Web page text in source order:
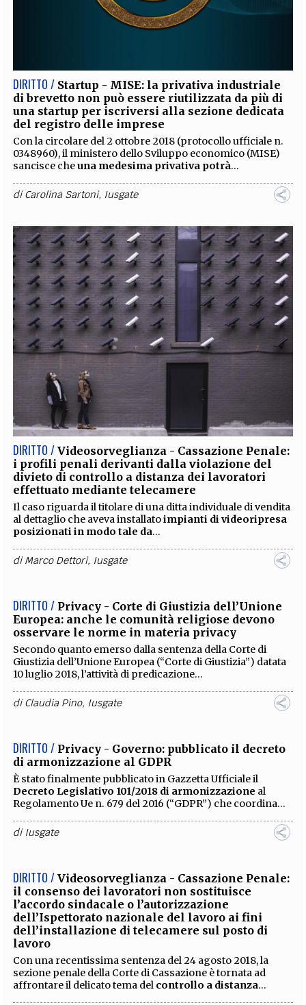
DIRITTO / Startup - MISE: la privativa industriale
di brevetto non può essere riutilizzata da più di
una startup per iscriversi alla sezione dedicata
del registro delle imprese
Con la circolare del 2 ottobre 2018 (protocollo ufficiale n.
0348960), il ministero dello Sviluppo economico (MISE)
sancisce cheuna medesima privativa potrà...
diCarolina Sartoni, Iusgate
DIRITTO / Videosorveglianza - Cassazione Penale:
i profili penali derivanti dalla violazione del
divieto di controllo a distanza dei lavoratori
effettuato mediante telecamere
Il caso riguarda il titolare di una ditta individuale di vendita
al dettaglio che aveva installatoimpianti di videoripresa
posizionati in modo tale da...
diMarco Dettori, Iusgate
Europea: anche le comunità religiose devono
osservare le norme in materia privacy
Giustizia dell’Unione Europea (“Corte di Giustizia”) datata
10 luglio 2018, l’attività di predicazione...
diClaudia Pino,Iusgate